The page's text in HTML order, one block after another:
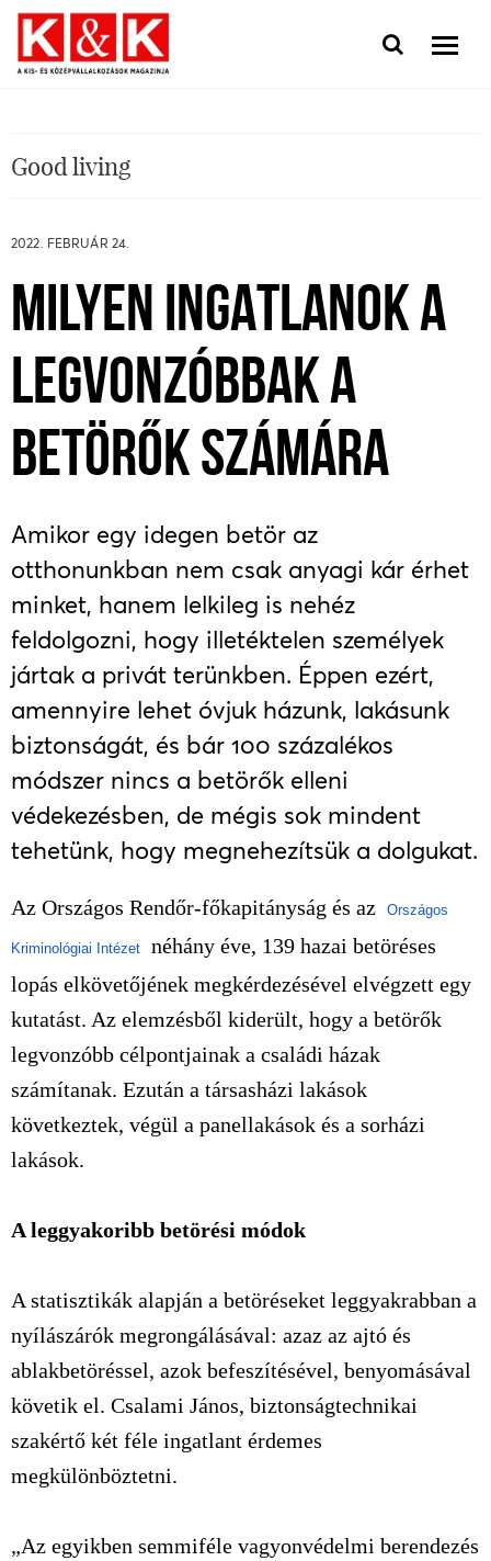
Good living
2022. FEBRUÁR 24.
MILYEN INGATLANOK A
LEGVONZÓBBAK A
BETÖRŐK SZÁMÁRA
Amikor egy idegen betör az
otthonunkban nem csak anyagi kár érhet
minket, hanem lelkileg is nehéz
feldolgozni, hogy illetéktelen személyek
jártak a privát terünkben. Éppen ezért,
amennyire lehet óvjuk házunk, lakásunk
biztonságát, és bár 100 százalékos
módszer nincs a betörők elleni
védekezésben, de mégis sok mindent
tehetünk, hogy megnehezítsük a dolgukat.
Az Országos Rendőr-főkapitányság és az Országos
Kriminológiai Intézet
néhány éve, 139 hazai betöréses
lopás elkövetőjének megkérdezésével elvégzett egy
kutatást. Az elemzésből kiderült, hogy a betörők
legvonzóbb célpontjainak a családi házak
számítanak. Ezután a társasházi lakások
következtek, végül a panellakások és a sorházi
lakások.
A leggyakoribb betörési módok
A statisztikák alapján a betöréseket leggyakrabban a
nyílászárók megrongálásával: azaz az ajtó és
ablakbetöréssel, azok befeszítésével, benyomásával
követik el. Csalami János, biztonságtechnikai
szakértő két féle ingatlant érdemes
megkülönböztetni.
„Az egyikben semmiféle vagyonvédelmi berendezés